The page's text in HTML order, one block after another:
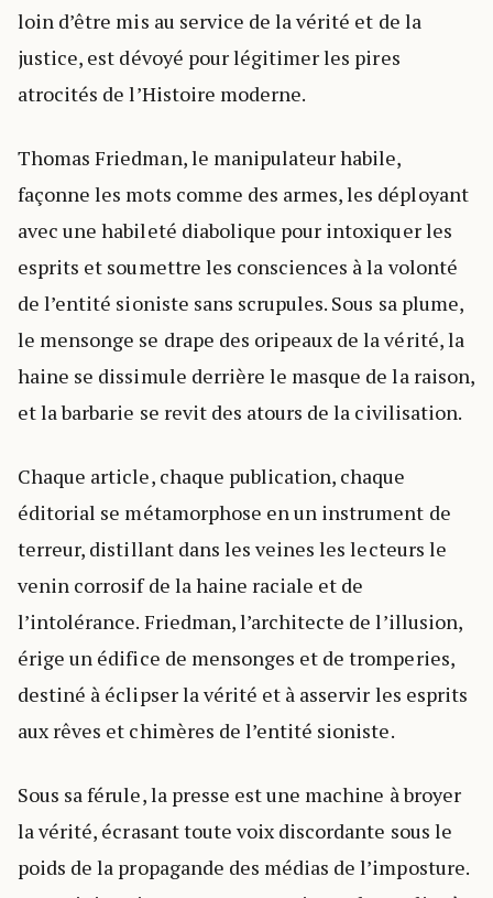
loin d’être mis au service de la vérité et de la
justice, est dévoyé pour légitimer les pires
atrocités de l’Histoire moderne.
Thomas Friedman, le manipulateur habile,
façonne les mots comme des armes, les déployant
avec une habileté diabolique pour intoxiquer les
esprits et soumettre les consciences à la volonté
de l’entité sioniste sans scrupules. Sous sa plume,
le mensonge se drape des oripeaux de la vérité, la
haine se dissimule derrière le masque de la raison,
et la barbarie se revit des atours de la civilisation.
Chaque article, chaque publication, chaque
éditorial se métamorphose en un instrument de
terreur, distillant dans les veines les lecteurs le
venin corrosif de la haine raciale et de
l’intolérance. Friedman, l’architecte de l’illusion,
érige un édifice de mensonges et de tromperies,
destiné à éclipser la vérité et à asservir les esprits
aux rêves et chimères de l’entité sioniste.
Sous sa férule, la presse est une machine à broyer
la vérité, écrasant toute voix discordante sous le
poids de la propagande des médias de l’imposture.